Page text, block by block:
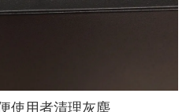
使用者清理灰塵